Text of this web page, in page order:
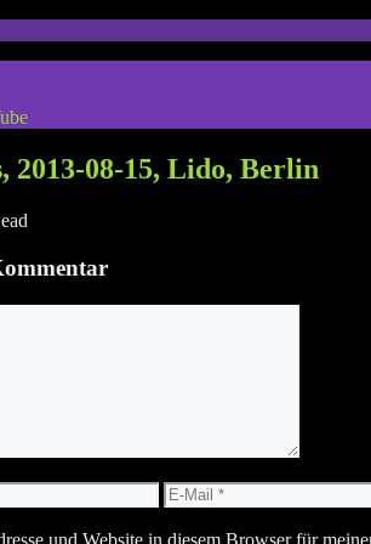
2013-08-15, Lido, Berlin
E-
Mail
und Website in diesem Browser für